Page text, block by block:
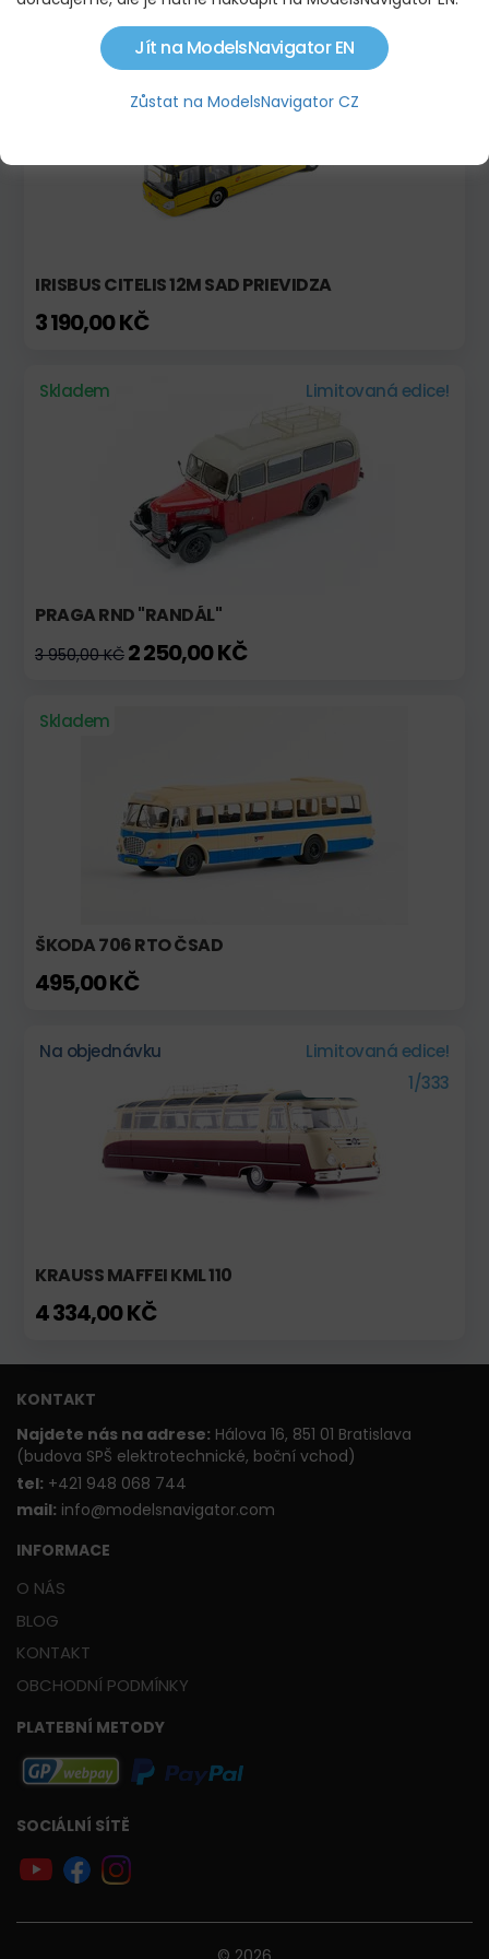
Skladem
IRISBUS CITELIS 12M SAD PRIEVIDZA
3 190,00 KČ
Skladem Limitovaná edice!
PRAGA RND "RANDÁL"
3 950,00 KČ 2 250,00 KČ
Skladem
ŠKODA 706 RTO ČSAD
495,00 KČ
Na objednávku
Limitovaná edice!
1/333
KRAUSS MAFFEI KML 110
4 334,00 KČ
KONTAKT
Najdete nás na adrese: Hálova 16, 851 01 Bratislava
(budova SPŠ elektrotechnické, boční vchod)
tel: +421 948 068 744
mail: info@modelsnavigator.com
INFORMACE
O NÁS
BLOG
KONTAKT
OBCHODNÍ PODMÍNKY
PLATEBNÍ METODY
SOCIÁLNÍ SÍTĚ
Jít na ModelsNavigator EN
Zůstat na ModelsNavigator CZ